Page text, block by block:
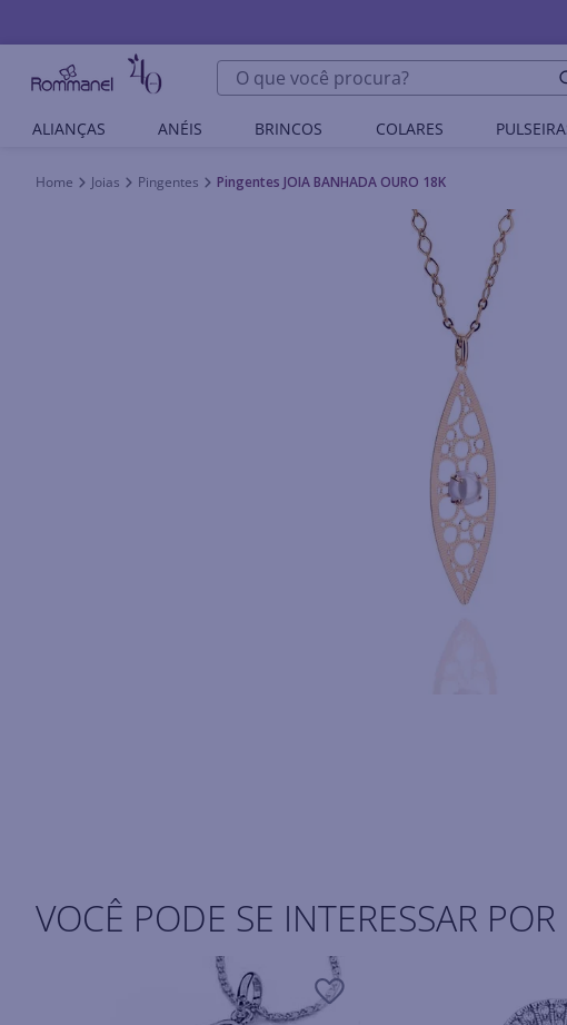
O que você procura?
ALIANÇAS ANÉIS BRINCOS COLARES
Joias Pingentes Pingentes JOIA BANHADA OURO 18K
VOCÊ PODE SE INTERESSAR POR